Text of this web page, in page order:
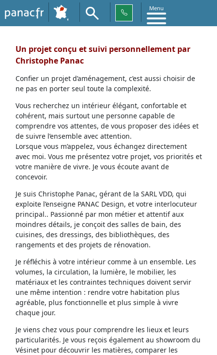
Menu
Un projet conçu et suivi personnellement par
Christophe Panac
Confier un projet d’aménagement, c’est aussi choisir de
ne pas en porter seul toute la complexité.
Vous recherchez un intérieur élégant, confortable et
cohérent, mais surtout une personne capable de
comprendre vos attentes, de vous proposer des idées et
de suivre l’ensemble avec attention.
Lorsque vous m’appelez, vous échangez directement
avec moi. Vous me présentez votre projet, vos priorités et
votre manière de vivre. Je vous écoute avant de
concevoir.
Je suis Christophe Panac, gérant de la SARL VDD, qui
exploite l’enseigne PANAC Design, et votre interlocuteur
principal.. Passionné par mon métier et attentif aux
moindres détails, je conçoit des salles de bain, des
cuisines, des dressings, des bibliothèques, des
rangements et des projets de rénovation.
Je réfléchis à votre intérieur comme à un ensemble. Les
volumes, la circulation, la lumière, le mobilier, les
matériaux et les contraintes techniques doivent servir
une même intention : rendre votre habitation plus
agréable, plus fonctionnelle et plus simple à vivre
chaque jour.
Je viens chez vous pour comprendre les lieux et leurs
particularités. Je vous reçois également au showroom du
Vésinet pour découvrir les matières, comparer les